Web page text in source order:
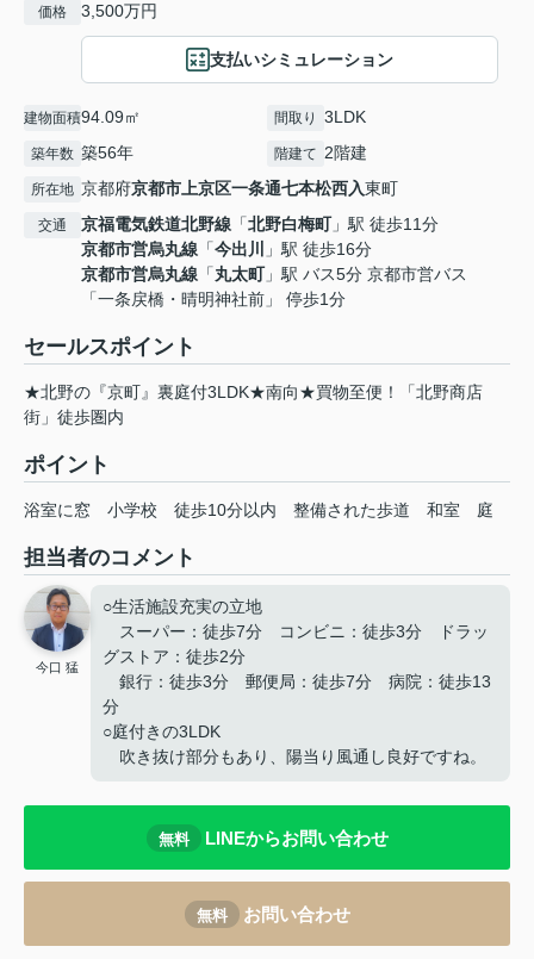
価格 3,500万円
支払いシミュレーション
建物面積94.09㎡ 間取り 3LDK
築年数 築56年 階建て 2階建
所在地 京都府京都市上京区一条通七本松西入東町
交通 京福電気鉄道北野線 「北野白梅町」駅 徒歩11分
京都市営烏丸線 「今出川
」駅 徒歩16分
京都市営烏丸線 「丸太町」駅 バス5分 京都市営バス
「一条戻橋・晴明神社前」 停歩1分
セールスポイント
★北野の『京町』裏庭付3LDK★南向★買物至便！「北野商店
街」徒歩圏内
ポイント
浴室に窓 小学校 徒歩10分以内 整備された歩道 和室 庭
担当者のコメント
今口 猛
○生活施設充実の立地
スーパー：徒歩7分 コンビニ：徒歩3分 ドラッ
グストア：徒歩2分
銀行：徒歩3分 郵便局：徒歩7分 病院：徒歩13
分
○庭付きの3LDK
吹き抜け部分もあり、陽当り風通し良好ですね。
無料 LINEからお問い合わせ
無料 お問い合わせ